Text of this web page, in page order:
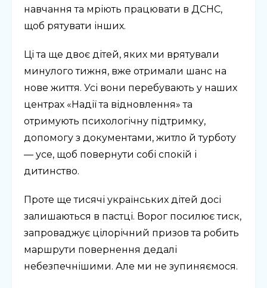
навчання та мріють працювати в ДСНС,
щоб рятувати інших.
Ці та ще двоє дітей, яких ми врятували
минулого тижня, вже отримали шанс на
нове життя. Усі вони перебувають у наших
центрах «Надії та відновлення» та
отримують психологічну підтримку,
допомогу з документами, житло й турботу
— усе, щоб повернути собі спокій і
дитинство.
Проте ще тисячі українських дітей досі
залишаються в пастці. Ворог посилює тиск,
запроваджує цілорічний призов та робить
маршрути повернення дедалі
небезпечнішими. Але ми не зупиняємося.